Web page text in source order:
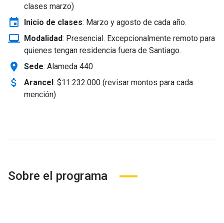
clases marzo)
event Inicio de clases: Marzo y agosto de cada año.
laptop_windows Modalidad: Presencial. Excepcionalmente remoto para
quienes tengan residencia fuera de Santiago.
location_on Sede: Alameda 440
attach_money Arancel: $11.232.000 (revisar montos para cada
mención)
Sobre el programa